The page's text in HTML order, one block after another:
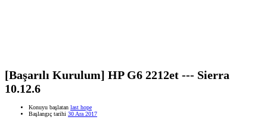
[Başarılı Kurulum] HP G6 2212et --- Sierra
10.12.6
Konuyu başlatan last hope
Başlangıç tarihi 30 Ara 2017